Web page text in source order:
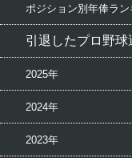
ポジション別年俸ラ
引退したプロ野球
2025年
2024年
2023年